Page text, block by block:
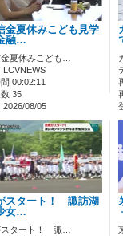
金夏休みこども見学
融…
夏休みこども…
LCVNEWS
00:02:11
35
2026/08/05
スタート！ 諏訪湖
女…
スタート！ 諏…